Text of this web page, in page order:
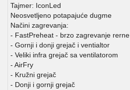
Tajmer: IconLed
Neosvetljeno potapajuće dugme
Načini zagrevanja:
- FastPreheat - brzo zagrevanje rerne
- Gornji i donji grejač i ventialtor
- Veliki infra grejač sa ventilatorom
- AirFry
- Kružni grejač
- Donji i gornji grejač